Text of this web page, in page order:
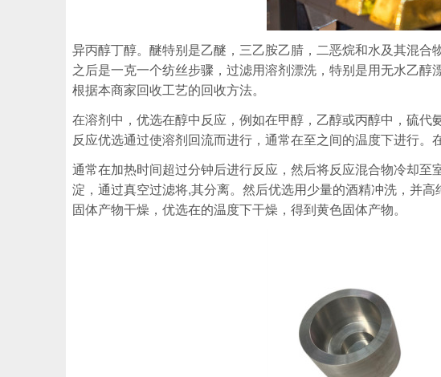
异丙醇丁醇。醚特别是乙醚，三乙胺乙腈，二恶烷和水及其混
之后是一克一个纺丝步骤，过滤用溶剂漂洗，特别是用无水乙
根据本商家回收工艺的回收方法。
在溶剂中，优选在醇中反应，例如在甲醇，乙醇或丙醇中，硫
反应优选通过使溶剂回流而进行，通常在至之间的温度下进行。
通常在加热时间超过分钟后进行反应，然后将反应混合物冷却
淀，通过真空过滤将,其分离。然后优选用少量的酒精冲洗，并
固体产物干燥，优选在的温度下干燥，得到黄色固体产物。